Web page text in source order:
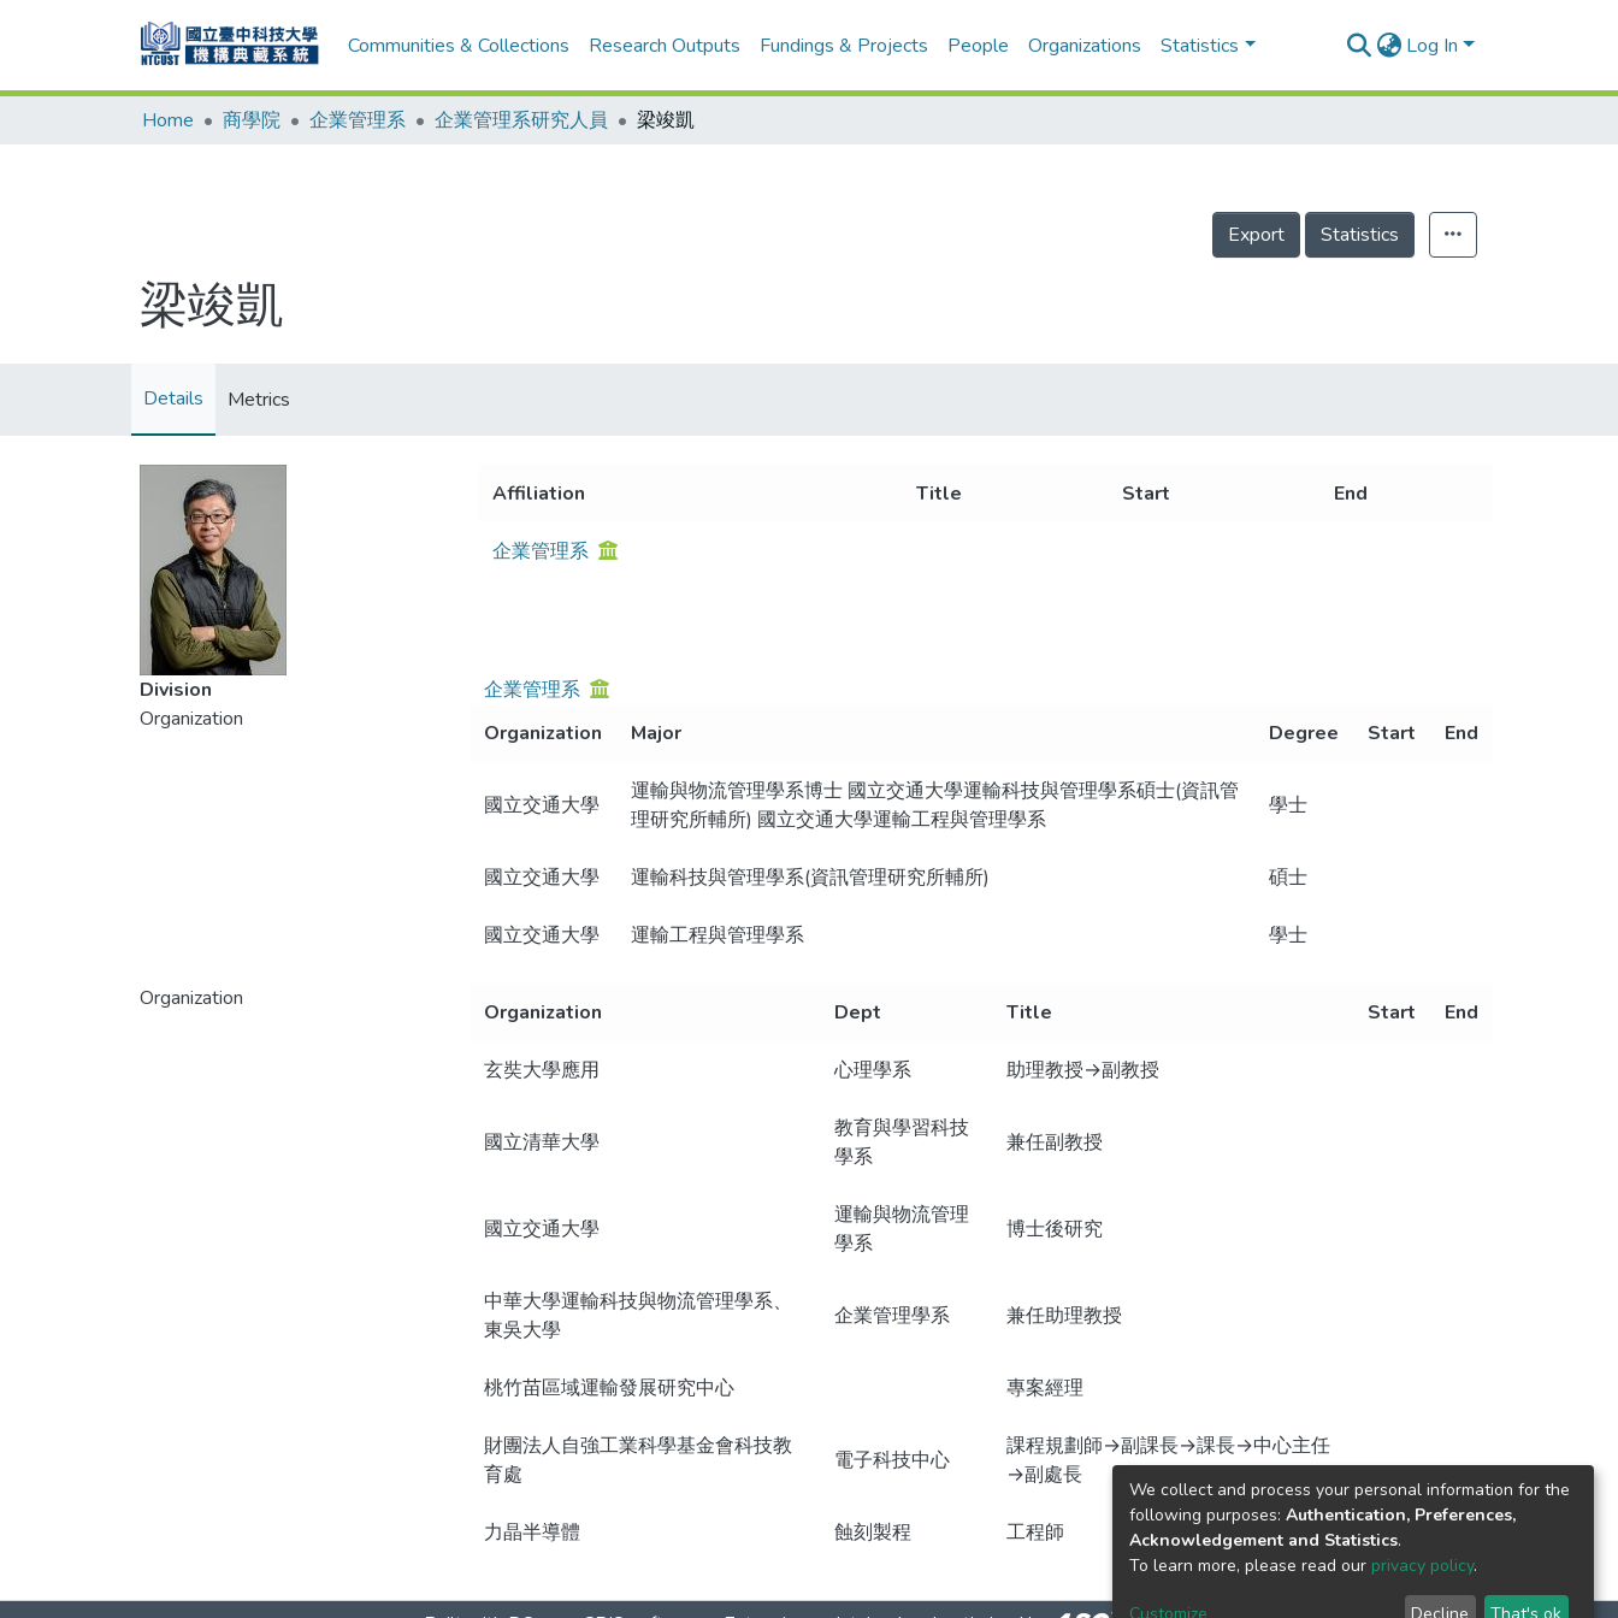
Communities & Collections Research Outputs Fundings & Projects People Organizations Statistics Log In
Home 商學院 企業管理系 企業管理系研究人員 梁竣凱
Export Statistics
梁竣凱
Details Metrics
Affiliation Title Start End
企業管理系
Division
企業管理系
Organization
Organization Major Degree Start End
國立交通大學
運輸與物流管理學系博士 國立交通大學運輸科技與管理學系碩士(資訊管
理研究所輔所) 國立交通大學運輸工程與管理學系
學士
國立交通大學 運輸科技與管理學系(資訊管理研究所輔所) 碩士
國立交通大學 運輸工程與管理學系 學士
Organization
Organization Dept Title Start End
玄奘大學應用 心理學系 助理教授→副教授
國立清華大學
教育與學習科技
學系
兼任副教授
國立交通大學
運輸與物流管理
學系
博士後研究
中華大學運輸科技與物流管理學系、
東吳大學
企業管理學系 兼任助理教授
桃竹苗區域運輸發展研究中心 專案經理
財團法人自強工業科學基金會科技教
育處
電子科技中心
課程規劃師→副課長→課長→中心主任
→副處長
力晶半導體 蝕刻製程 工程師
We collect and process your personal information for the
following purposes: Authentication, Preferences,
Acknowledgement and Statistics.
To learn more, please read our privacy policy.